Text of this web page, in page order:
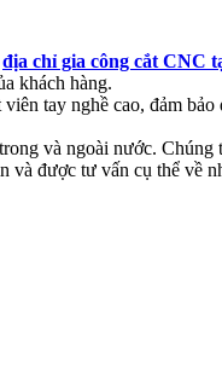
địa chỉ gia công cắt CNC
khách hàng.
tay nghề cao, đảm
và ngoài nước.
và được tư vấn cụ thể về